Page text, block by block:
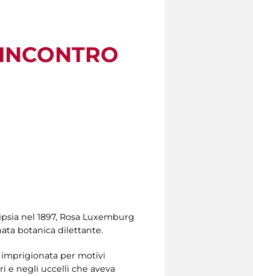
nel 1897, Rosa Luxemburg
botanica dilettante.
imprigionata per motivi
e negli uccelli che aveva